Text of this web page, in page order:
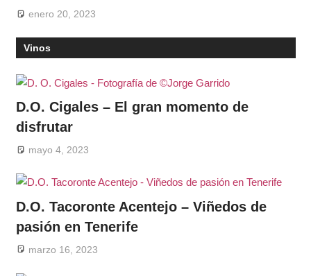
enero 20, 2023
Vinos
D.O. Cigales – El gran momento de
disfrutar
mayo 4, 2023
D.O. Tacoronte Acentejo – Viñedos de
pasión en Tenerife
marzo 16, 2023